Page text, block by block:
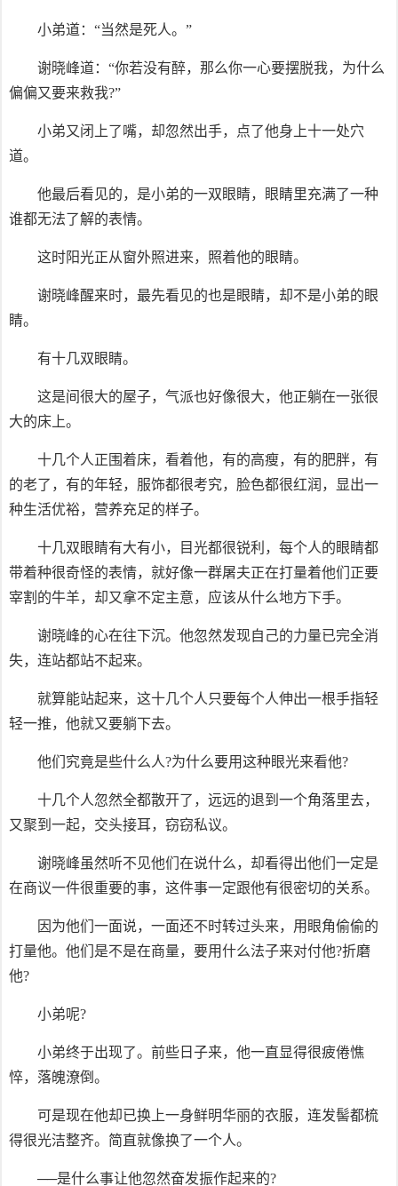
小弟道：“当然是死人。”
谢晓峰道：“你若没有醉，那么你一心要摆脱我，为什么
偏偏又要来救我?”
小弟又闭上了嘴，却忽然出手，点了他身上十一处穴
道。
他最后看见的，是小弟的一双眼睛，眼睛里充满了一种
谁都无法了解的表情。
这时阳光正从窗外照进来，照着他的眼睛。
谢晓峰醒来时，最先看见的也是眼睛，却不是小弟的眼
睛。
有十几双眼睛。
这是间很大的屋子，气派也好像很大，他正躺在一张很
大的床上。
十几个人正围着床，看着他，有的高瘦，有的肥胖，有
的老了，有的年轻，服饰都很考究，脸色都很红润，显出一
种生活优裕，营养充足的样子。
十几双眼睛有大有小，目光都很锐利，每个人的眼睛都
带着种很奇怪的表情，就好像一群屠夫正在打量着他们正要
宰割的牛羊，却又拿不定主意，应该从什么地方下手。
谢晓峰的心在往下沉。他忽然发现自己的力量已完全消
失，连站都站不起来。
就算能站起来，这十几个人只要每个人伸出一根手指轻
轻一推，他就又要躺下去。
他们究竟是些什么人?为什么要用这种眼光来看他?
十几个人忽然全都散开了，远远的退到一个角落里去，
又聚到一起，交头接耳，窃窃私议。
谢晓峰虽然听不见他们在说什么，却看得出他们一定是
在商议一件很重要的事，这件事一定跟他有很密切的关系。
因为他们一面说，一面还不时转过头来，用眼角偷偷的
打量他。他们是不是在商量，要用什么法子来对付他?折磨
他?
小弟呢?
小弟终于出现了。前些日子来，他一直显得很疲倦憔
悴，落魄潦倒。
可是现在他却已换上一身鲜明华丽的衣服，连发髻都梳
得很光洁整齐。简直就像换了一个人。
──是什么事让他忽然奋发振作起来的?